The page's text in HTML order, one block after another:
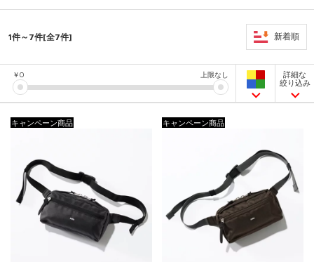
1件～7件[全7件] 新着順
￥0 上限なし
詳細な
絞り込み
キャンペーン商品 キャンペーン商品